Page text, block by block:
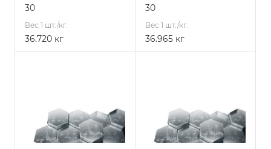
30
Вес 1 шт./кг.
36.720 кг
30
Вес 1 шт./кг.
36.965 кг